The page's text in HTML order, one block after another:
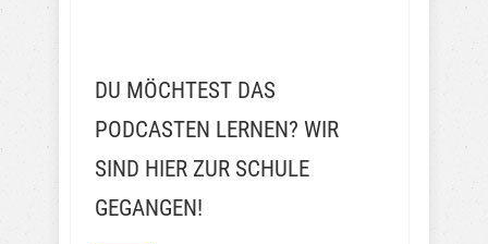
DU MÖCHTEST DAS
PODCASTEN LERNEN? WIR
SIND HIER ZUR SCHULE
GEGANGEN!